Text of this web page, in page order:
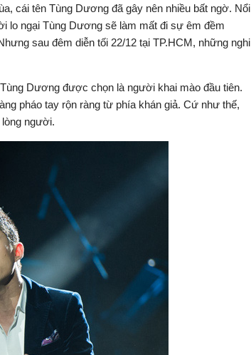
cái tên Tùng Dương đã gây nên nhiều bất ngờ. Nổi
lo ngại Tùng Dương sẽ làm mất đi sự êm đềm
sau đêm diễn tối 22/12 tại TP.HCM, những nghi
Dương được chọn là người khai mào đầu tiên.
pháo tay rộn ràng từ phía khán giả. Cứ như thế,
người.